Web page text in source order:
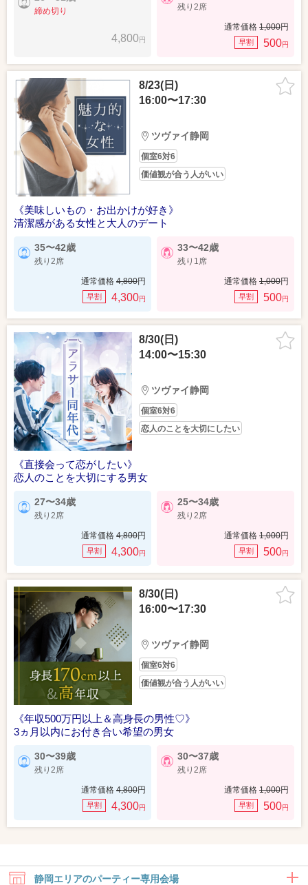
締め切り
4,800円
残り2席
通常価格 1,000円
早割 500円
8/23(日)
16:00〜17:30
ツヴァイ静岡
個室6対6
価値観が合う人がいい
《美味しいもの・お出かけが好き》
清潔感がある女性と大人のデート
35〜42歳
残り2席
通常価格 4,800円
早割 4,300円
33〜42歳
残り1席
通常価格 1,000円
早割 500円
8/30(日)
14:00〜15:30
ツヴァイ静岡
個室6対6
恋人のことを大切にしたい
《直接会って恋がしたい》
恋人のことを大切にする男女
27〜34歳
残り2席
通常価格 4,800円
早割 4,300円
25〜34歳
残り2席
通常価格 1,000円
早割 500円
8/30(日)
16:00〜17:30
ツヴァイ静岡
個室6対6
価値観が合う人がいい
《年収500万円以上＆高身長の男性♡》
3ヵ月以内にお付き合い希望の男女
30〜39歳
残り2席
通常価格 4,800円
早割 4,300円
30〜37歳
残り2席
通常価格 1,000円
早割 500円
静岡エリアのパーティー専用会場